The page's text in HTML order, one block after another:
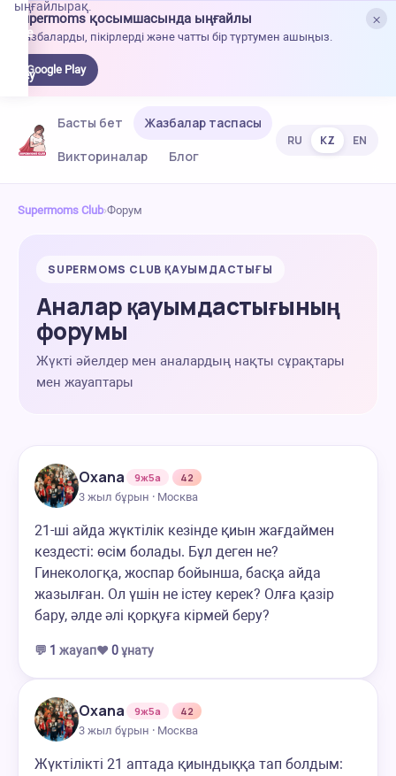
×
Supermoms қосымшасында ыңғайлы
Жазбаларды, пікірлерді және чатты бір түртумен ашыңыз.
Google Play
ыңғайлырақ.
Басты бет
Жазбалар таспасы
Викториналар
Блог
RU KZ EN
Supermoms Club›Форум
SUPERMOMS CLUB ҚАУЫМДАСТЫҒЫ
Аналар қауымдастығының
форумы
Жүкті әйелдер мен аналардың нақты сұрақтары
мен жауаптары
Oxana 9ж5а
42
3 жыл бұрын · Москва
21-ші айда жүктілік кезінде қиын жағдаймен
кездесті: өсім болады. Бұл деген не?
Гинекологқа, жоспар бойынша, басқа айда
жазылған. Ол үшін не істеу керек? Олға қазір
бару, әлде әлі қорқуға кірмей беру?
💬 1 жауап❤️ 0ұнату
Oxana 9ж5а
42
3 жыл бұрын · Москва
Жүктілікті 21 аптада қиындыққа тап болдым: